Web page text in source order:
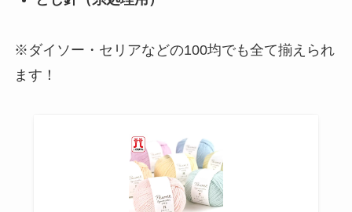
※ダイソー・セリアなどの100均でも全て揃えられ
ます！